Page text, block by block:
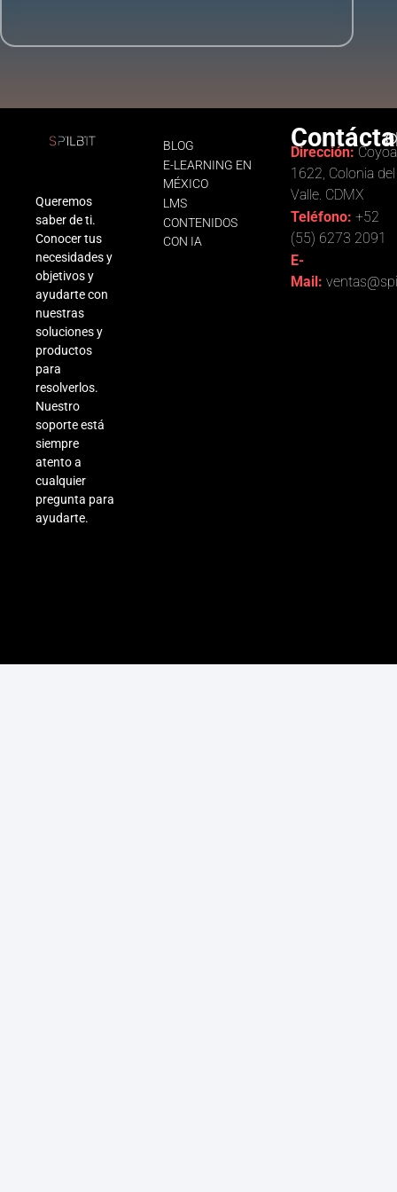
s
Queremos
saber de ti.
Conocer tus
necesidades y
objetivos y
ayudarte con
nuestras
soluciones y
productos
para
resolverlos.
Nuestro
soporte está
siempre
atento a
cualquier
pregunta para
ayudarte.
BLOG
E-LEARNING EN
MÉXICO
LMS
CONTENIDOS
CON IA
Dirección:
1622, Colonia del
Valle. CDMX
Teléfono: +52
(55) 6273 2091
E-
Mail: